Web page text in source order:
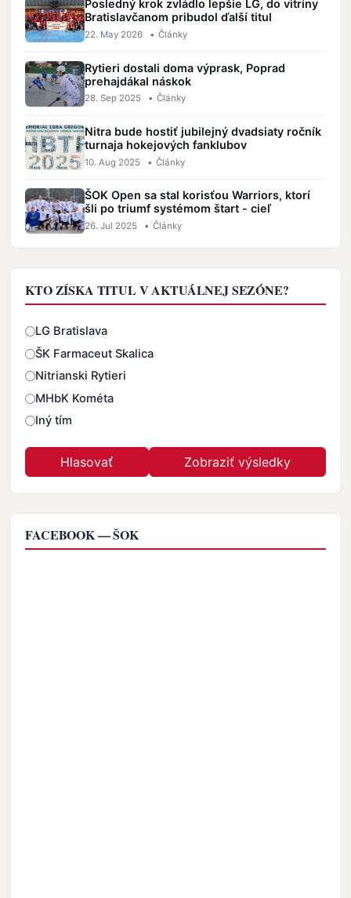
Posledný krok zvládlo lepšie LG, do vitríny
Bratislavčanom pribudol ďalší titul
22. May 2026 • Články
Rytieri dostali doma výprask, Poprad
prehajdákal náskok
28. Sep 2025 • Články
Nitra bude hostiť jubilejný dvadsiaty ročník
turnaja hokejových fanklubov
10. Aug 2025 • Články
ŠOK Open sa stal korisťou Warriors, ktorí
šli po triumf systémom štart - cieľ
26. Jul 2025 • Články
KTO ZÍSKA TITUL V AKTUÁLNEJ SEZÓNE?
Odpovede
LG Bratislava
ŠK Farmaceut Skalica
Nitrianski Rytieri
MHbK Kométa
Iný tím
FACEBOOK — ŠOK